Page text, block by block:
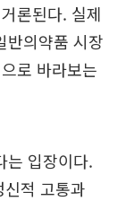
론된다. 실제
반의약품 시장
로 바라보는
는 입장이다.
적 고통과